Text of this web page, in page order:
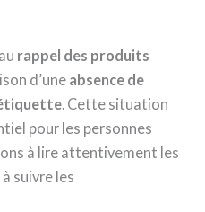
rappel des produits
d’une absence de
. Cette situation
pour les personnes
à lire attentivement les
suivre les